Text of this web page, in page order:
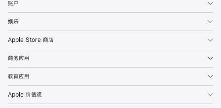
账户
娱乐
Apple Store 商店
商务应用
教育应用
Apple 价值观